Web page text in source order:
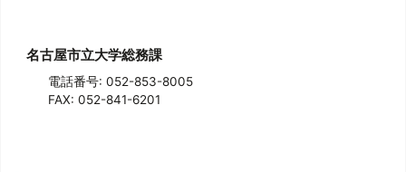
名古屋市立大学総務課
電話番号: 052-853-8005
FAX: 052-841-6201